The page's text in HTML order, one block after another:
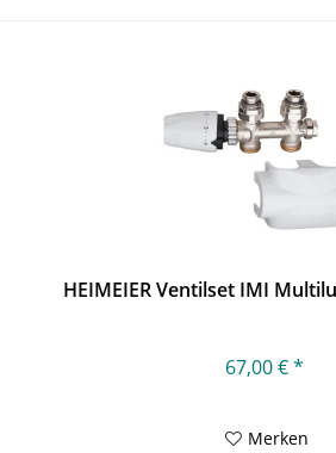
HEIMEIER Ventilset IMI
67,00 € *
Merken